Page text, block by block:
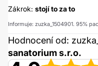
Zákrok: stojí to za to
Informuje: zuzka_1504901. 95%
Hodnocení od:
sanatorium s.r.o.